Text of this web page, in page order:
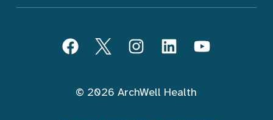
FacebookTwitterInstagramLinkedInYouTube
© 2026 ArchWell Health